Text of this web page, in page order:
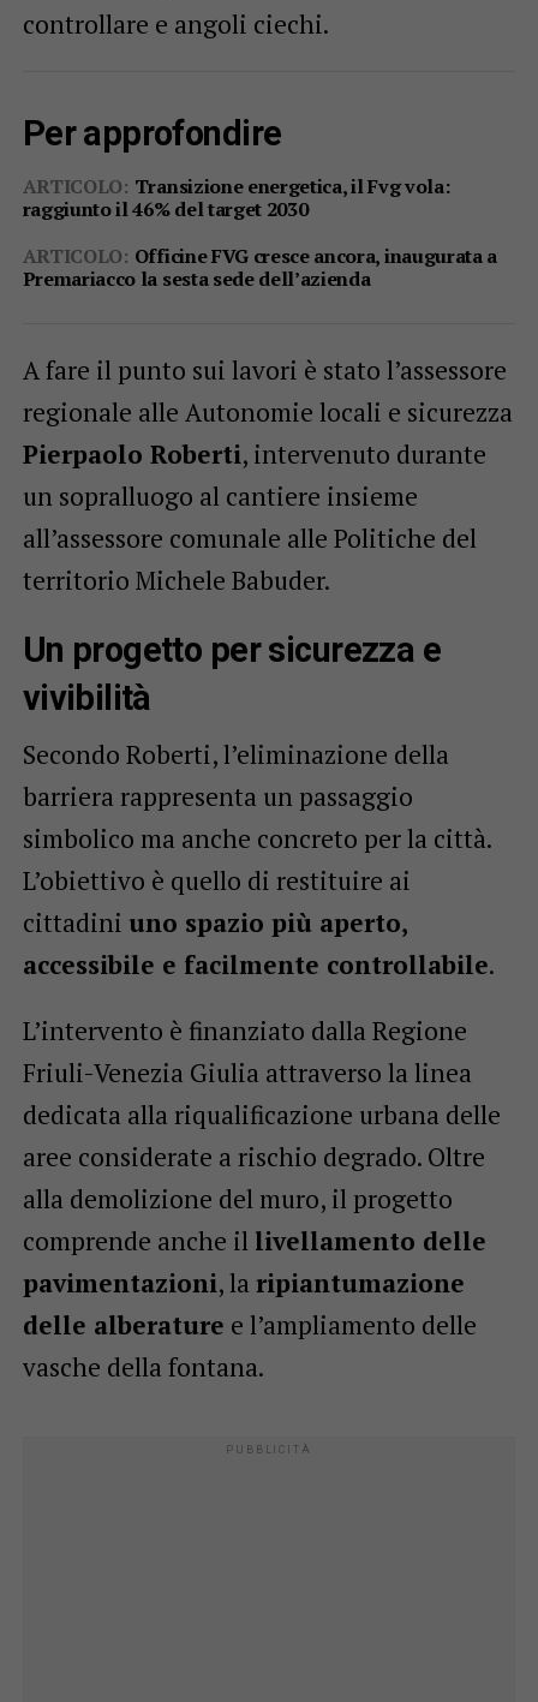
controllare e angoli ciechi.
Per approfondire
ARTICOLO: Transizione energetica, il Fvg vola:
raggiunto il 46% del target 2030
ARTICOLO: Officine FVG cresce ancora, inaugurata a
Premariacco la sesta sede dell’azienda
A fare il punto sui lavori è stato l’assessore
regionale alle Autonomie locali e sicurezza
Pierpaolo Roberti, intervenuto durante
un sopralluogo al cantiere insieme
all’assessore comunale alle Politiche del
territorio Michele Babuder.
Un progetto per sicurezza e
vivibilità
Secondo Roberti, l’eliminazione della
barriera rappresenta un passaggio
simbolico ma anche concreto per la città.
L’obiettivo è quello di restituire ai
cittadini uno spazio più aperto,
accessibile e facilmente controllabile.
L’intervento è finanziato dalla Regione
Friuli-Venezia Giulia attraverso la linea
dedicata alla riqualificazione urbana delle
aree considerate a rischio degrado. Oltre
alla demolizione del muro, il progetto
comprende anche il livellamento delle
pavimentazioni, la ripiantumazione
delle alberature e l’ampliamento delle
vasche della fontana.